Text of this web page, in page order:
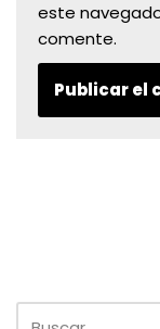
este
comente.